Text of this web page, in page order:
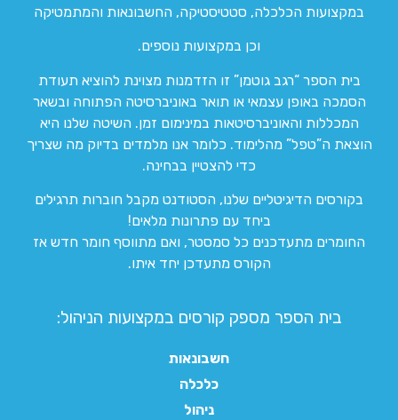
במקצועות הכלכלה, סטטיסטיקה, החשבונאות והמתמטיקה
וכן במקצועות נוספים.
בית הספר “רגב גוטמן” זו הזדמנות מצוינת להוציא תעודת
הסמכה באופן עצמאי או תואר באוניברסיטה הפתוחה ובשאר
המכללות והאוניברסיטאות במינימום זמן. השיטה שלנו היא
הוצאת ה”טפל” מהלימוד. כלומר אנו מלמדים בדיוק מה שצריך
כדי להצטיין בבחינה.
בקורסים הדיגיטליים שלנו, הסטודנט מקבל חוברות תרגילים
ביחד עם פתרונות מלאים!
החומרים מתעדכנים כל סמסטר, ואם מתווסף חומר חדש אז
הקורס מתעדכן יחד איתו.
בית הספר מספק קורסים במקצועות הניהול:
חשבונאות
כלכלה
ניהול